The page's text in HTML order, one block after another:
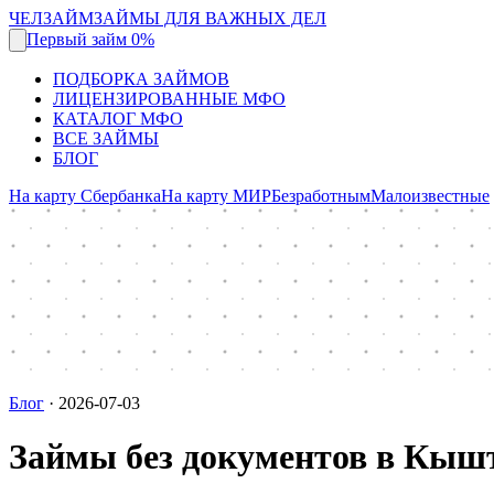
ЧЕЛЗАЙМЗАЙМЫ ДЛЯ ВАЖНЫХ ДЕЛ
Первый займ 0%
ПОДБОРКА ЗАЙМОВ
ЛИЦЕНЗИРОВАННЫЕ МФО
КАТАЛОГ МФО
ВСЕ ЗАЙМЫ
БЛОГ
На карту СбербанкаНа карту МИРБезработнымМалоизвестные
Блог · 2026-07-03
Займы без документов в